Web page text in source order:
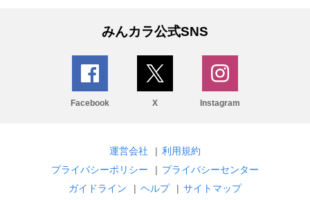
みんカラ公式SNS
Facebook X Instagram
運営会社 | 利用規約
プライバシーポリシー
| プライバシーセンター
ガイドライン
| ヘルプ | サイトマップ